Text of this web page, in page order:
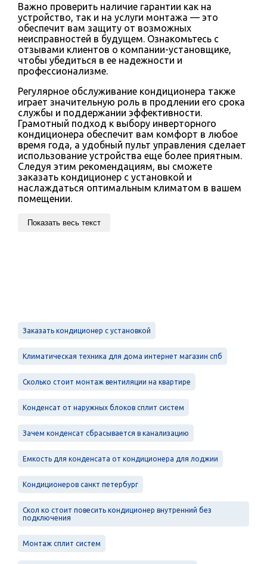
Важно проверить наличие гарантии как на
устройство, так и на услуги монтажа — это
обеспечит вам защиту от возможных
неисправностей в будущем. Ознакомьтесь с
отзывами клиентов о компании-установщике,
чтобы убедиться в ее надежности и
профессионализме.
Регулярное обслуживание кондиционера также
играет значительную роль в продлении его срока
службы и поддержании эффективности.
Грамотный подход к выбору инверторного
кондиционера обеспечит вам комфорт в любое
время года, а удобный пульт управления сделает
использование устройства еще более приятным.
Следуя этим рекомендациям, вы сможете
заказать кондиционер с установкой и
наслаждаться оптимальным климатом в вашем
помещении.
Показать весь текст
Заказать кондиционер с установкой
Климатическая техника для дома интернет магазин спб
Сколько стоит монтаж вентиляции на квартире
Конденсат от наружных блоков сплит систем
Зачем конденсат сбрасывается в канализацию
Емкость для конденсата от кондиционера для лоджии
Кондиционеров санкт петербург
Скол ко стоит повесить кондиционер внутренний без
подключения
Монтаж сплит систем